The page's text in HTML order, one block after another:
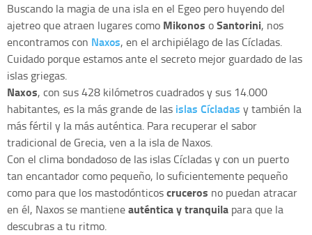
Buscando la magia de una isla en el Egeo pero huyendo del
ajetreo que atraen lugares como Mikonos oSantorini, nos
encontramos con Naxos, en el archipiélago de las Cícladas.
Cuidado porque estamos ante el secreto mejor guardado de las
islas griegas.
Naxos, con sus 428 kilómetros cuadrados y sus 14.000
habitantes, es la más grande de las islas Cícladas y también la
más fértil y la más auténtica. Para recuperar el sabor
tradicional de Grecia, ven a la isla de Naxos.
Con el clima bondadoso de las islas Cícladas y con un puerto
tan encantador como pequeño, lo suficientemente pequeño
como para que los mastodónticoscruceros no puedan atracar
en él, Naxos se mantieneauténtica y tranquila para que la
descubras a tu ritmo.